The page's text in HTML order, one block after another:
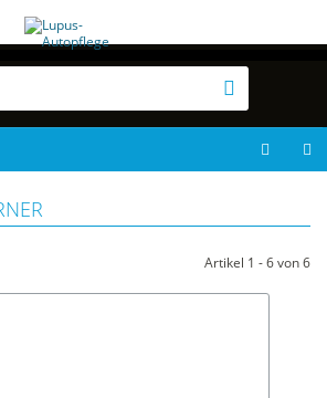
Artikel 1 - 6 von 6